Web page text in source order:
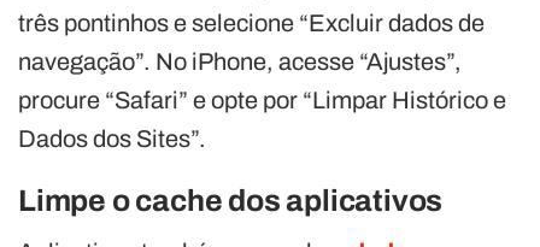
três pontinhos e selecione “Excluir dados de
navegação”. No iPhone, acesse “Ajustes”,
procure “Safari” e opte por “Limpar Histórico e
Dados dos Sites”.
Limpe o cache dos aplicativos